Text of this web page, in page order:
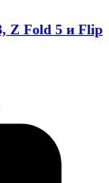
Z Fold 5 и Flip